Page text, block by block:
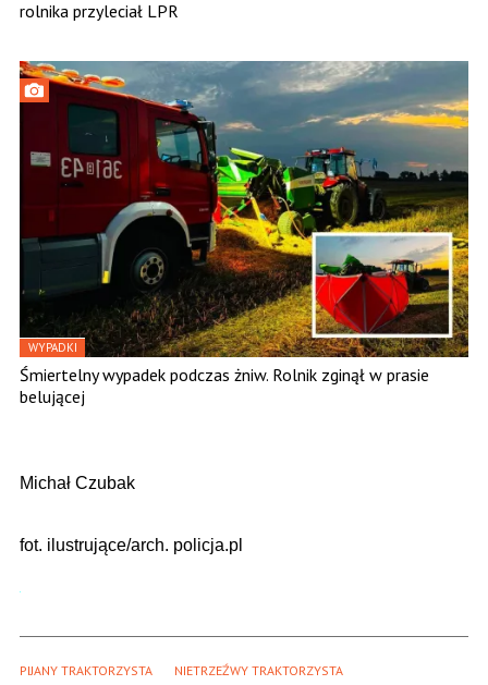
rolnika przyleciał LPR
WYPADKI
Śmiertelny wypadek podczas żniw. Rolnik zginął w prasie
belującej
Michał Czubak
fot. ilustrujące/arch. policja.pl
PIJANY TRAKTORZYSTA NIETRZEŹWY TRAKTORZYSTA